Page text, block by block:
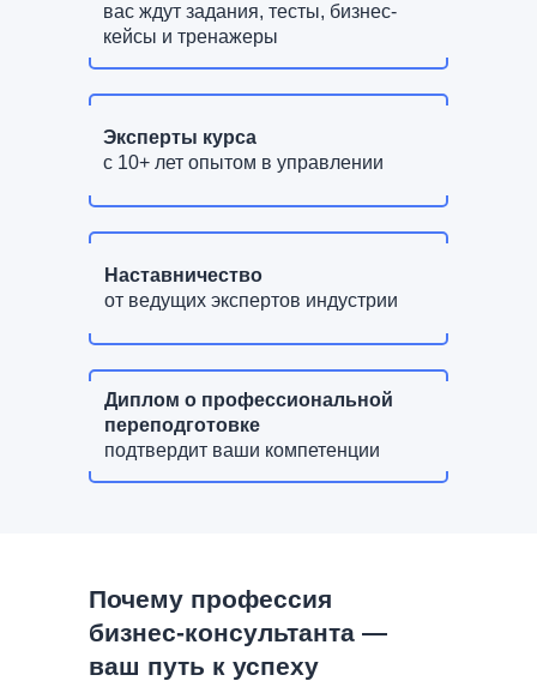
вас ждут задания, тесты, бизнес-
кейсы и тренажеры
Эксперты курса
с 10+ лет опытом в управлении
Наставничество
от ведущих экспертов индустрии
Диплом о профессиональной
переподготовке
подтвердит ваши компетенции
Почему профессия
бизнес-консультанта —
ваш путь к успеху